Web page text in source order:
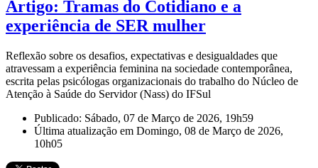
Artigo: Tramas do Cotidiano e a
experiência de SER mulher
Reflexão sobre os desafios, expectativas e desigualdades que
atravessam a experiência feminina na sociedade contemporânea,
escrita pelas psicólogas organizacionais do trabalho do Núcleo de
Atenção à Saúde do Servidor (Nass) do IFSul
Publicado: Sábado, 07 de Março de 2026, 19h59
Última atualização em Domingo, 08 de Março de 2026,
10h05